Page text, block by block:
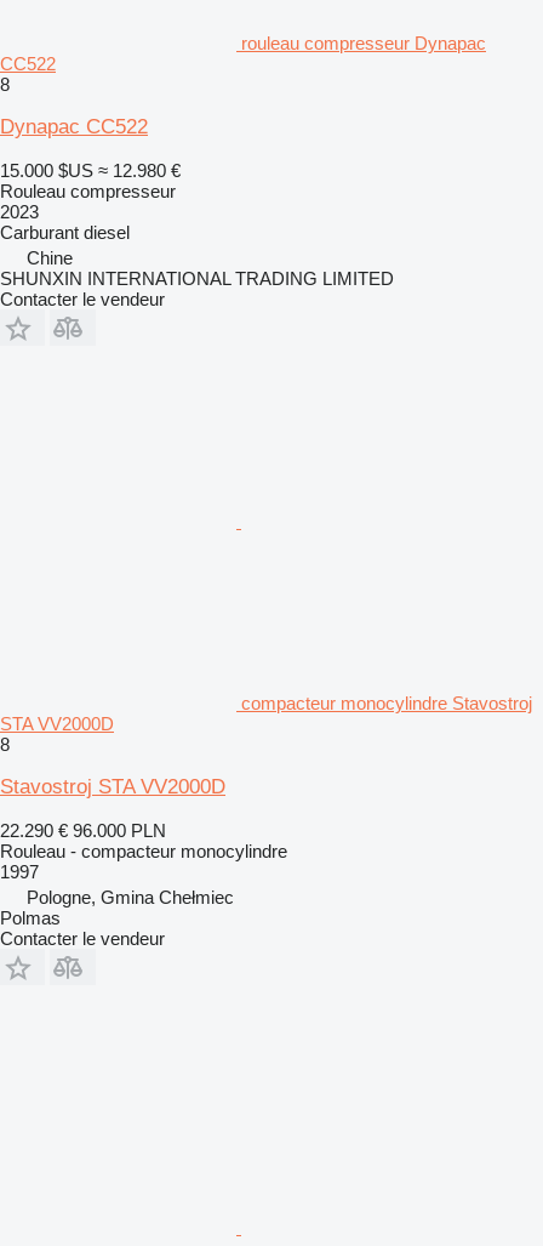
rouleau compresseur Dynapac
CC522
8
Dynapac CC522
15.000 $US ≈ 12.980 €
Rouleau compresseur
2023
Carburant diesel
Chine
SHUNXIN INTERNATIONAL TRADING LIMITED
Contacter le vendeur
compacteur monocylindre Stavostroj
STA VV2000D
8
Stavostroj STA VV2000D
22.290 € 96.000 PLN
Rouleau - compacteur monocylindre
1997
Pologne, Gmina Chełmiec
Polmas
Contacter le vendeur